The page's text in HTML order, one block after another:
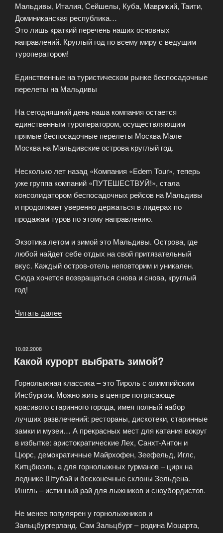
Мальдивы, Италия, Сейшелы, Куба, Маврикий, Таити,
Доминиканская республика…
Это лишь краткий перечень наших основных
направлений. Круглый год по всему миру с ведущим
туроператором!
Единственные на туристическом рынке беспосадочные
перелеты на Мальдивы
На сегодняшний день наша компания остается
единственным туроператором, осуществляющим
прямые беспосадочные перелеты Москва Мале
Москва на Мальдивские острова круглый год.
Несколько лет назад «Компания «Edem Tour», теперь
уже группа компаний «ПУТЕШЕСТВУЙ!», стала
консолидатором беспосадочных рейсов на Мальдивы
и продолжает уверенно держаться в лидерах по
продажам туров по этому направлению.
Экзотика летом и зимой это Мальдивы. Острова, где
любой найдет себе отдых на свой притязательный
вкус. Каждый остров-отель неповторим и уникален.
Сюда хочется возвращаться снова и снова, круглый
год!
Читать далее
миру
ведущим
туроператором!»
ОПУБЛИКОВАНО
10.02.2008
Какой курорт выбрать зимой?
Горнолыжная классика – это Тироль с олимпийским
Инсбургом. Можно жить в центре потрясающе
красивого старинного города, имея полный набор
лучших развлечений: рестораны, дискотеки, старинные
замки и музеи… А прекрасных мест для катания вокруг
в избытке: аристократические Лех, Санхт-Антон и
Цюрс, демократичные Майрхофен, Зеефельд, Иглс,
Китцбюэль, а для горнолыжных гурманов – цирк на
леднике Штубай и бесконечные склоны Зельдена.
Ишгль – истинный рай для лыжников и сноубордистов.
Не менее популярен у горнолыжников и
Зальцбургерланд. Сам Зальцбург – родина Моцарта,